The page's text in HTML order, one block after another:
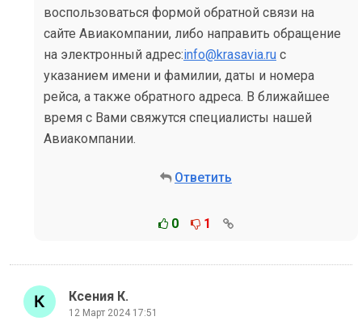
воспользоваться формой обратной связи на
сайте Авиакомпании, либо направить обращение
на электронный адрес:info@krasavia.ru с
указанием имени и фамилии, даты и номера
рейса, а также обратного адреса. В ближайшее
время с Вами свяжутся специалисты нашей
Авиакомпании.
Ответить
0 1
Ксения К.
12 Март 2024 17:51